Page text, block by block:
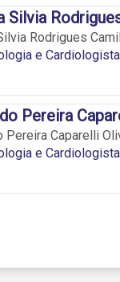
Silvia
Rodrigues
e
Pereira
Pereira Caparelli
e